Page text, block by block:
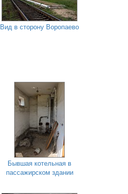
Вид в сторону Воропаево
Бывшая котельная в
пассажирском здании